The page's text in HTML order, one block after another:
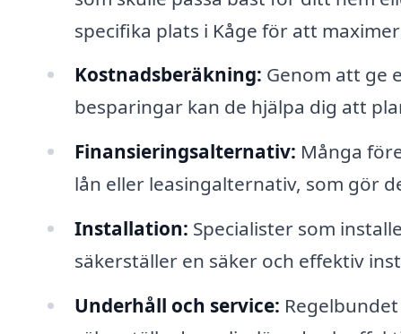
specifika plats i Kåge för att
Kostnadsberäkning: Genom att ge
besparingar kan de hjälpa dig att
Finansieringsalternativ: Många
lån eller leasingalternativ, som gör
Installation: Specialister som
säkerställer en säker och effektiv
Underhåll och service: